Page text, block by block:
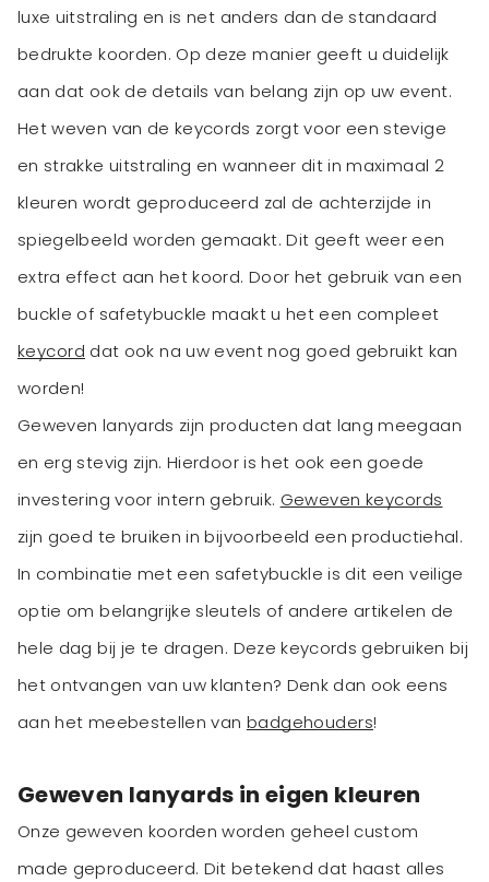
luxe uitstraling en is net anders dan de standaard
bedrukte koorden. Op deze manier geeft u duidelijk
aan dat ook de details van belang zijn op uw event.
Het weven van de keycords zorgt voor een stevige
en strakke uitstraling en wanneer dit in maximaal 2
kleuren wordt geproduceerd zal de achterzijde in
spiegelbeeld worden gemaakt. Dit geeft weer een
extra effect aan het koord. Door het gebruik van een
buckle of safetybuckle maakt u het een compleet
keycord dat ook na uw event nog goed gebruikt kan
worden!
Geweven lanyards zijn producten dat lang meegaan
en erg stevig zijn. Hierdoor is het ook een goede
investering voor intern gebruik. Geweven keycords
zijn goed te bruiken in bijvoorbeeld een productiehal.
In combinatie met een safetybuckle is dit een veilige
optie om belangrijke sleutels of andere artikelen de
hele dag bij je te dragen. Deze keycords gebruiken bij
het ontvangen van uw klanten? Denk dan ook eens
aan het meebestellen van badgehouders!
Geweven lanyards in eigen kleuren
Onze geweven koorden worden geheel custom
made geproduceerd. Dit betekend dat haast alles